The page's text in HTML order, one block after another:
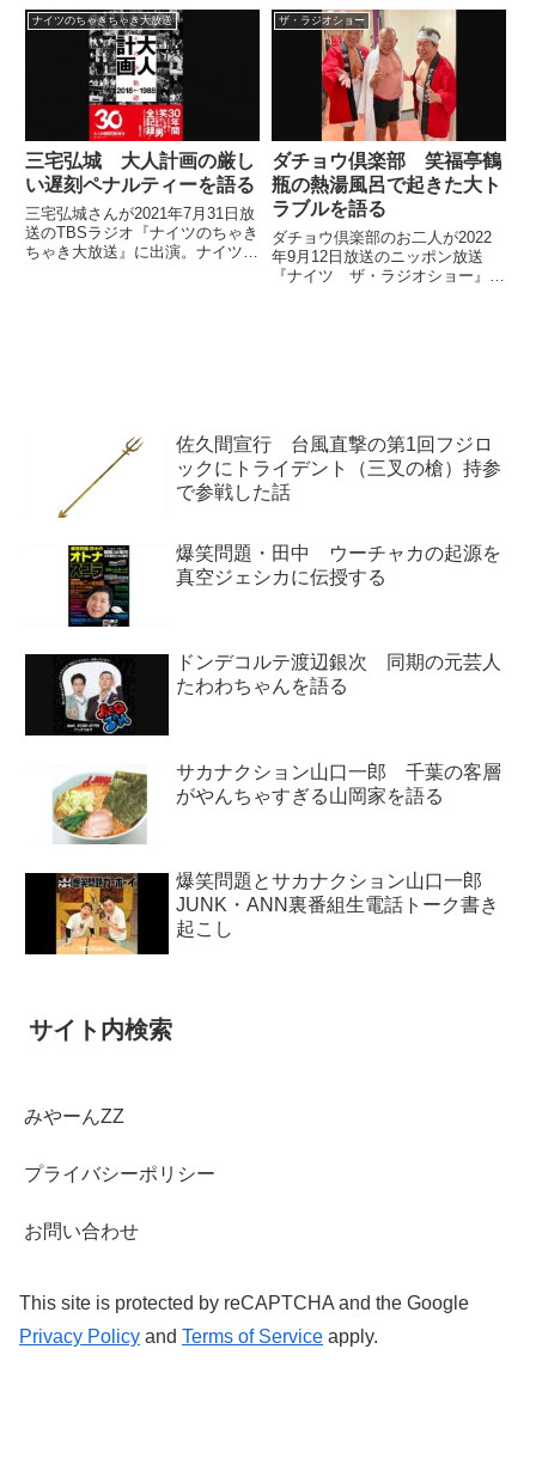
ウエストランドの勝因について話
していました。
番組の前任者だった内海ゆたおさ
んについて、話していました。
ナイツのちゃきちゃき大放送
三宅弘城 大人計画の厳し
い遅刻ペナルティーを語る
三宅弘城さんが2021年7月31日放
送のTBSラジオ『ナイツのちゃき
ちゃき大放送』に出演。ナイツの
ザ・ラジオショー
ダチョウ倶楽部 笑福亭鶴
瓶の熱湯風呂で起きた大ト
ラブルを語る
ダチョウ倶楽部のお二人が2022
年9月12日放送のニッポン放送
『ナイツ ザ・ラジオショー』に
佐久間宣行 台風直撃の第1回フジロ
ックにトライデント（三叉の槍）持参
で参戦した話
爆笑問題・田中 ウーチャカの起源を
真空ジェシカに伝授する
ドンデコルテ渡辺銀次 同期の元芸人
たわわちゃんを語る
サカナクション山口一郎 千葉の客層
がやんちゃすぎる山岡家を語る
爆笑問題とサカナクション山口一郎
JUNK・ANN裏番組生電話トーク書き
起こし
サイト内検索
みやーんZZ
プライバシーポリシー
お問い合わせ
This site is protected by reCAPTCHA and the Google
Privacy Policy and Terms of Service apply.